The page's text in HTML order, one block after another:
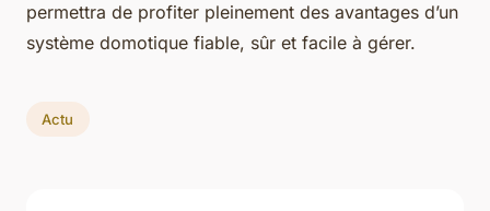
permettra de profiter pleinement des avantages d’un
système domotique fiable, sûr et facile à gérer.
Actu